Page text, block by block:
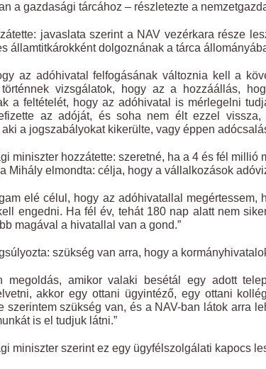
a gazdasági tárcához – részletezte a
javaslata szerint a NAV vezérkara része
államtitkárokként dolgoznának a tárca
az adóhivatal felfogásának változnia kell a
vizsgálatok, hogy az a hozzáállás,
a feltételét, hogy az adóhivatal is mérlegelni
az adóját, és soha nem élt ezzel
a jogszabályokat kikerülte, vagy éppen
miniszter hozzátette: szeretné, ha a 4 és fél
Mihály elmondta: célja, hogy a vállalkozások
elé célul, hogy az adóhivatallal
engedni. Ha fél év, tehát 180 nap alatt nem
magával a hivatallal van a gond.”
szükség van arra, hogy a
megoldás, amikor valaki besétál egy adott
akkor egy ottani ügyintéző, egy ottani
szerintem szükség van, és a NAV-ban látok arra
is el tudjuk látni.”
miniszter szerint ez egy ügyfélszolgálati kapocs